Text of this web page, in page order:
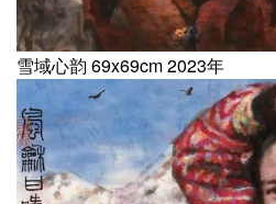
雪域心韵 69x69cm 2023年